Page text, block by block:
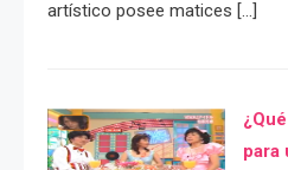
artístico posee matices […]
para